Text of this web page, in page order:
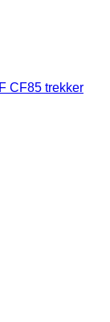
CF85 trekker